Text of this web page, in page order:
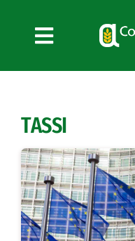
contenuto
Toggle
Navigation
News
Bandi
Formazione
Convenzioni
L’Agricoltore cuneese
TASSI